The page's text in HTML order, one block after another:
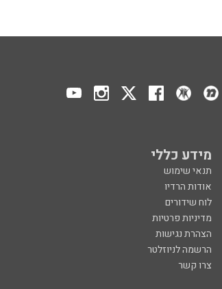
מידע כללי
תנאי שימוש
אודות הרדיו
לוח שידורים
מדיניות פרטיות
הצהרת נגישות
הרשמה לניוזלטר
צרו קשר